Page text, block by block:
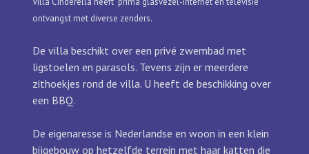
ontvangst met diverse zenders.
De villa beschikt over een privé zwembad met
ligstoelen en parasols. Tevens zijn er meerdere
zithoekjes rond de villa. U heeft de beschikking over
een BBQ.
De eigenaresse is Nederlandse en woon in een klein
bijgebouw op hetzelfde terrein met haar katten die